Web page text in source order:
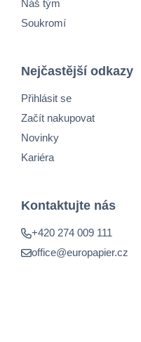
Náš tým
Soukromí
Nejčastější odkazy
Přihlásit se
Začít nakupovat
Novinky
Kariéra
Kontaktujte nás
+420 274 009 111
office@europapier.cz